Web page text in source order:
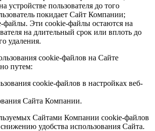
устройстве пользователя до того
покидает Сайт Компании;
файлы. Эти cookie-файлы остаются на
на длительный срок или вплоть до
удаления.
cookie-файлов на Сайте
путем:
cookie-файлов в настройках веб-
Сайта Компании.
Сайтами Компании cookie-файлов
удобства использования Сайта.